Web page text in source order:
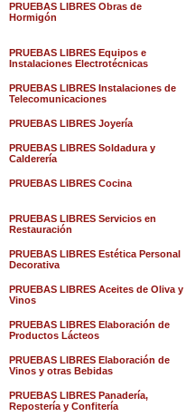
PRUEBAS LIBRES Obras de
Hormigón
PRUEBAS LIBRES Equipos e
Instalaciones Electrotécnicas
PRUEBAS LIBRES Instalaciones de
Telecomunicaciones
PRUEBAS LIBRES Joyería
PRUEBAS LIBRES Soldadura y
Calderería
PRUEBAS LIBRES Cocina
PRUEBAS LIBRES Servicios en
Restauración
PRUEBAS LIBRES Estética Personal
Decorativa
PRUEBAS LIBRES Aceites de Oliva y
Vinos
PRUEBAS LIBRES Elaboración de
Productos Lácteos
PRUEBAS LIBRES Elaboración de
Vinos y otras Bebidas
PRUEBAS LIBRES Panadería,
Repostería y Confitería